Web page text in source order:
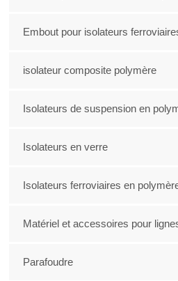
Embout pour isolateurs
isolateur composite polymère
Isolateurs de suspension en
Isolateurs en verre
Isolateurs ferroviaires en
Matériel et accessoires pour
Parafoudre